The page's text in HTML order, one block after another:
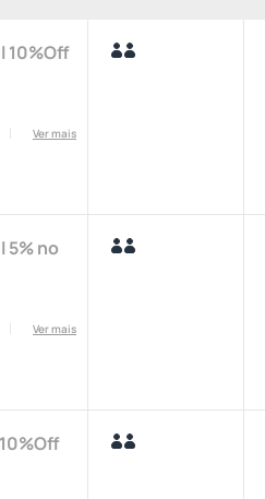
10%Off
Ver mais
5% no
Ver mais